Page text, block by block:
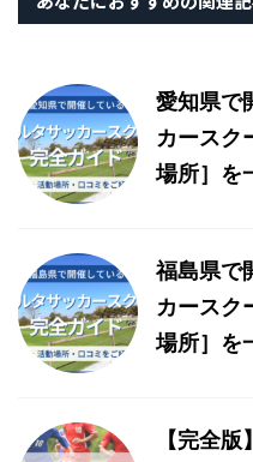
愛知県で
カースク
場所］を
福島県で
カースク
場所］を
【完全